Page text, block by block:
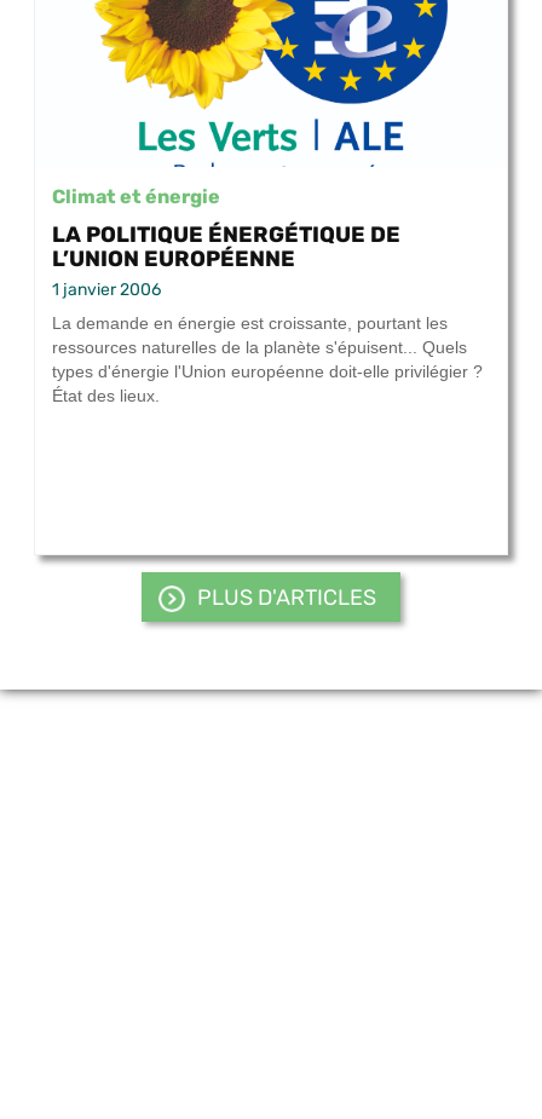
Climat et énergie
LA POLITIQUE ÉNERGÉTIQUE DE
L’UNION EUROPÉENNE
1 janvier 2006
La demande en énergie est croissante, pourtant les
ressources naturelles de la planète s'épuisent... Quels
types d'énergie l'Union européenne doit-elle privilégier ?
État des lieux.
PLUS D'ARTICLES